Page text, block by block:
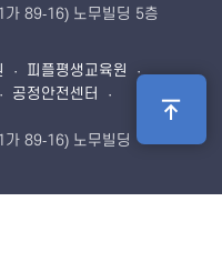
가 89-16) 노무빌딩 5층
· 피플평생교육원 ·
공정안전센터 ·
89-16) 노무빌딩